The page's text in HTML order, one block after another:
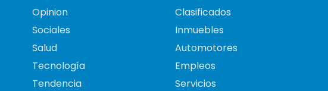
Opinion
Sociales
Salud
Tecnología
Tendencia
Clasificados
Inmuebles
Automotores
Empleos
Servicios